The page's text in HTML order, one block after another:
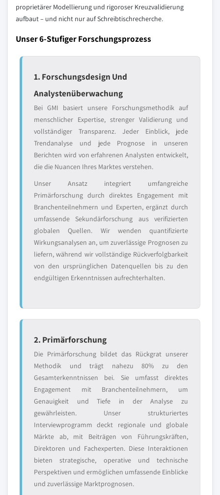
proprietärer Modellierung und rigoroser Kreuzvalidierung
aufbaut – und nicht nur auf Schreibtischrecherche.
Unser 6-Stufiger Forschungsprozess
1. Forschungsdesign Und
Analystenüberwachung
Bei GMI basiert unsere Forschungsmethodik auf
menschlicher Expertise, strenger Validierung und
vollständiger Transparenz. Jeder Einblick, jede
Trendanalyse und jede Prognose in unseren
Berichten wird von erfahrenen Analysten entwickelt,
die die Nuancen Ihres Marktes verstehen.
Unser Ansatz integriert umfangreiche
Primärforschung durch direktes Engagement mit
Branchenteilnehmern und Experten, ergänzt durch
umfassende Sekundärforschung aus verifizierten
globalen Quellen. Wir wenden quantifizierte
Wirkungsanalysen an, um zuverlässige Prognosen zu
liefern, während wir vollständige Rückverfolgbarkeit
von den ursprünglichen Datenquellen bis zu den
endgültigen Erkenntnissen aufrechterhalten.
2. Primärforschung
Die Primärforschung bildet das Rückgrat unserer
Methodik und trägt nahezu 80% zu den
Gesamterkenntnissen bei. Sie umfasst direktes
Engagement mit Branchenteilnehmern, um
Genauigkeit und Tiefe in der Analyse zu
gewährleisten. Unser strukturiertes
Interviewprogramm deckt regionale und globale
Märkte ab, mit Beiträgen von Führungskräften,
Direktoren und Fachexperten. Diese Interaktionen
bieten strategische, operative und technische
Perspektiven und ermöglichen umfassende Einblicke
und zuverlässige Marktprognosen.